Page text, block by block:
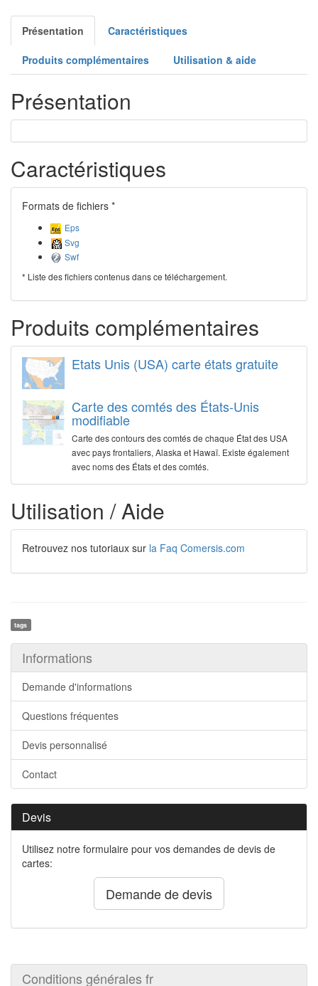
Présentation Caractéristiques
Produits complémentaires Utilisation & aide
Présentation
Caractéristiques
Formats de fichiers *
Eps
Svg
Swf
* Liste des fichiers contenus dans ce téléchargement.
Produits complémentaires
Etats Unis (USA) carte états gratuite
Carte des comtés des États-Unis
modifiable
Carte des contours des comtés de chaque État des USA
avec pays frontaliers, Alaska et Hawaï. Existe également
avec noms des États et des comtés.
Utilisation / Aide
Retrouvez nos tutoriaux sur la Faq Comersis.com
tags
Informations
Demande d'informations
Questions fréquentes
Devis personnalisé
Contact
Devis
Utilisez notre formulaire pour vos demandes de devis de
cartes:
Demande de devis
Conditions générales fr